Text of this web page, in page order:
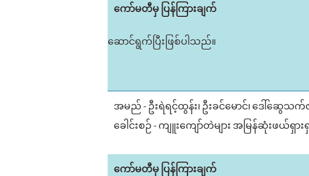
ကော်မတီမှ ပြန်ကြားချက်
ဆောင်ရွက်ပြီးဖြစ်ပါသည်။
အမည် - ဦးရဲရင့်ထွန်း၊ ဦးခင်မောင်၊ ဒေါ်ဆွေသက်
ခေါင်းစဉ် - ကျူးကျော်တဲများ အမြန်ဆုံးဖယ်ရှာ
ကော်မတီမှ ပြန်ကြားချက်